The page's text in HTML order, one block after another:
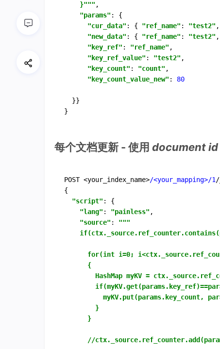
    }"""
,
"params" : {
"cur_data" : { "ref_name" : "test2" ,
"new_data" : { "ref_name" : "test2" ,
"key_ref" : "ref_name" ,
"key_ref_value" : "test2" ,
"key_count" : "count" ,
"key_count_value_new" : 80
  }}
每个文档更新 - 使用 document id
POST <your_index_name>/<your_mapping>/1 /
{
"script" : {
"lang" : "painless" ,
"source" : """
for(int i=0;
      {
HashMap myKV =
myKV.put(params.key_count,
        }
      }
//